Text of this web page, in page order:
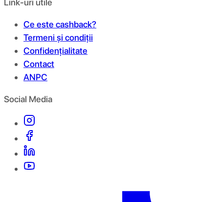
Link-uri utile
Ce este cashback?
Termeni și condiții
Confidențialitate
Contact
ANPC
Social Media